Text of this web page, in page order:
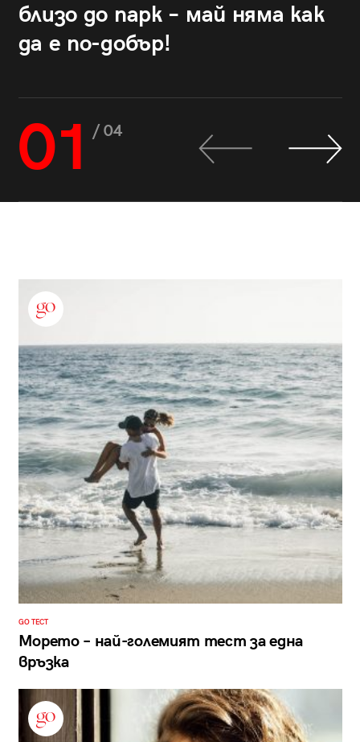
близо до парк – май няма как
да е по-добър!
01 / 04
GO ТЕСТ
Морето – най-големият тест за една
връзка